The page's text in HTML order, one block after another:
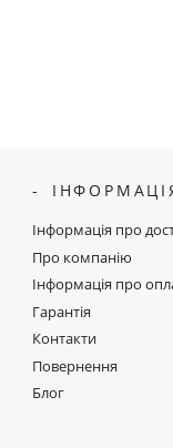
Інформація про
Про компанію
Інформація про
Гарантія
Контакти
Повернення
Блог